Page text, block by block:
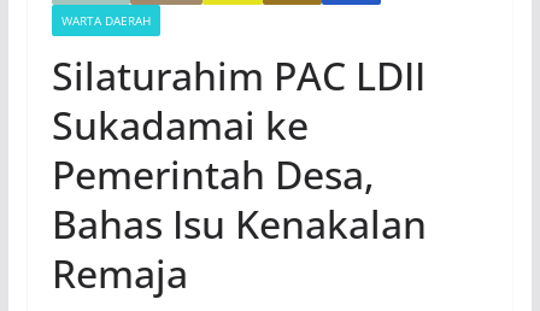
WARTA DAERAH
Silaturahim PAC LDII
Sukadamai ke
Pemerintah Desa,
Bahas Isu Kenakalan
Remaja